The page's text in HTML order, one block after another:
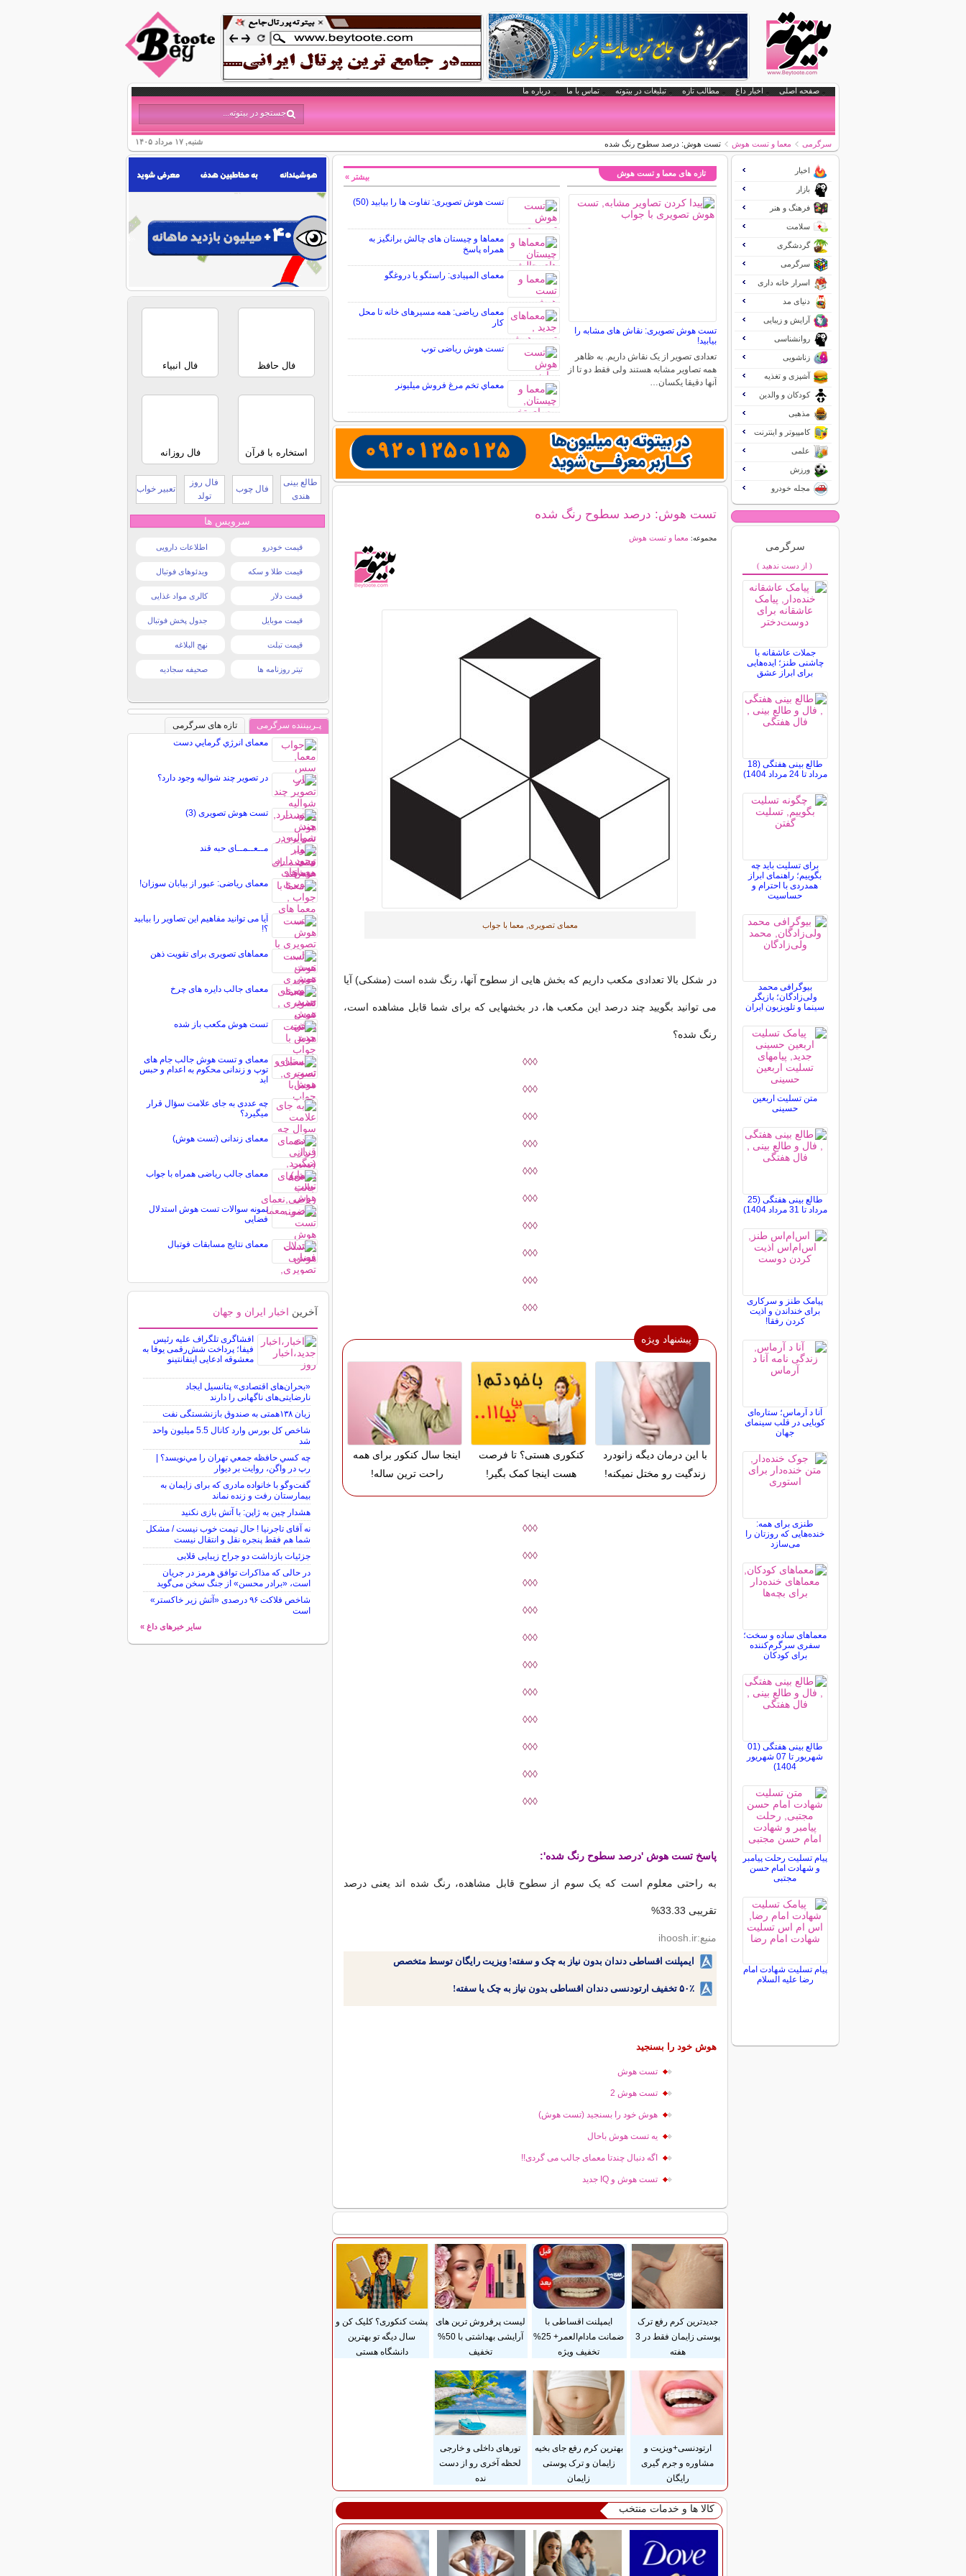
صفحه اصلی اخبار داغ مطالب تازه تبلیغات در بیتوته تماس با ما درباره ما
شنبه, ۱۷ مرداد ۱۴۰۵ سرگرمی معما و تست هوش تست هوش: درصد سطوح رنگ شده
تازه های معما و تست هوش
تست هوش تصویری: نقاش های مشابه را
بیابید!
تعدادی تصویر از یک نقاش داریم. به ظاهر
همه تصاویر مشابه هستند ولی فقط دو تا از
آنها دقیقا یکسان…
تست هوش تصویری: تفاوت ها را بیابید (50)
معماها و چیستان های چالش برانگیز به
همراه پاسخ
معمای المپیادی: راستگو یا دروغگو
معمای ریاضی: همه مسیرهای خانه تا محل
کار
تست هوش ریاضی توپ
معماي تخم مرغ فروش ميليونر
بیشتر »
تست هوش: درصد سطوح رنگ شده
مجموعه: معما و تست هوش
معمای تصویری, معما با جواب
در شکل بالا تعدادی مکعب داریم که بخش هایی از سطوح آنها، رنگ شده است (مشکی) آیا
می توانید بگویید چند درصد این مکعب ها، در بخشهایی که برای شما قابل مشاهده است،
رنگ شده؟
◊◊◊
◊◊◊
◊◊◊
◊◊◊
◊◊◊
◊◊◊
◊◊◊
◊◊◊
◊◊◊
◊◊◊
پیشنهاد ویژه
با این درمان دیگه زانودرد
زندگیت رو مختل نمیکنه!
کنکوری هستی؟ تا فرصت
هست اینجا کمک بگیر!
اینجا سال کنکور برای همه
راحت ترین ساله!
◊◊◊
◊◊◊
◊◊◊
◊◊◊
◊◊◊
◊◊◊
◊◊◊
◊◊◊
◊◊◊
◊◊◊
◊◊◊
پاسخ تست هوش 'درصد سطوح رنگ شده':
به راحتی معلوم است که یک سوم از سطوح قابل مشاهده، رنگ شده اند یعنی درصد
تقریبی 33.33%
منبع:ihoosh.ir
ایمپلنت اقساطی دندان بدون نیاز به چک و سفته! ویزیت رایگان توسط متخصص
۵۰٪ تخفیف ارتودنسی دندان اقساطی بدون نیاز به چک یا سفته!
هوش خود را بسنجید
تست هوش
تست هوش 2
هوش خود را بسنجید (تست هوش)
یه تست هوش باحال
اگه دنبال چندتا معمای جالب می گردی!!
تست هوش و IQ جدید
جدیدترین کرم رفع ترک
پوستی زایمان فقط در 3
هفته
ایمپلنت اقساطی با
ضمانت مادام‌العمر+ 25%
تخفیف ویژه
لیست پرفروش ترین های
آرایشی بهداشتی با 50%
تخفیف
پشت کنکوری؟ کلیک کن و
سال دیگه تو بهترین
دانشگاه هستی
ارتودنسی+ویزیت و
مشاوره و جرم گیری
رایگان
بهترین کرم رفع جای بخیه
زایمان و ترک پوستی
زایمان
تورهای داخلی و خارجی
لحظه آخری رو از دست
نده
کالا ها و خدمات منتخب
اخبار
بازار
فرهنگ و هنر
سلامت
گردشگری
سرگرمی
اسرار خانه داری
دنیای مد
آرایش و زیبایی
روانشناسی
زناشویی
آشپزی و تغذیه
کودکان و والدین
مذهبی
کامپیوتر و اینترنت
علمی
ورزش
مجله خودرو
سرگرمی
( از دست ندهید )
جملات عاشقانه با
چاشنی طنز؛ ایده‌هایی
برای ابراز عشق
طالع بینی هفتگی (18
مرداد تا 24 مرداد 1404)
برای تسلیت باید چه
بگوییم؛ راهنمای ابراز
همدردی با احترام و
حساسیت
بیوگرافی محمد
ولی‌زادگان؛ بازیگر
سینما و تلویزیون ایران
متن تسلیت اربعین
حسینی
طالع بینی هفتگی (25
مرداد تا 31 مرداد 1404)
پیامک طنز و سرکاری
برای خنداندن و اذیت
کردن رفقا!
آنا د آرماس؛ ستاره‌ای
کوبایی در قلب سینمای
جهان
طنزی برای همه:
خنده‌هایی که روزتان را
می‌سازد
معماهای ساده و سخت؛
سفری سرگرم‌کننده
برای کودکان
طالع بینی هفتگی (01
شهریور تا 07 شهریور
1404)
پیام تسلیت رحلت پیامبر
و شهادت امام حسن
مجتبی
پیام تسلیت شهادت امام
رضا علیه السلام
فال حافظ فال انبیاء
استخاره با قرآن فال روزانه
طالع بینی
هندی
فال چوب
فال روز
تولد
تعبیر خواب
سرویس ها
قیمت خودرو اطلاعات دارویی
قیمت طلا و سکه ویدئوهای فوتبال
قیمت دلار کالری مواد غذایی
قیمت موبایل جدول پخش فوتبال
قیمت تبلت نهج البلاغه
تیتر روزنامه ها صحیفه سجادیه
پـربیننده سرگرمی
تازه های سرگرمی
معمای انرژي گرمایي دست
در تصویر چند شوالیه وجود دارد؟
تست هوش تصویری (3)
مــعــمــای حبه قند
معمای ریاضی: عبور از بیابان سوزان!
آیا می توانید مفاهیم این تصاویر را بیابید
؟!
معماهای تصویری برای تقویت ذهن
معمای جالب دایره های چرخ
تست هوش مکعب باز شده
معمای و تست هوش جالب جام های
توپ و زندانی محکوم به اعدام و حبس
ابد
چه عددی به جای علامت سؤال قرار
میگیرد؟
معمای زندانی (تست هوش)
معمای جالب ریاضی همراه با جواب
نمونه سوالات تست هوش استدلال
فضایی
معمای نتایج مسابقات فوتبال
آخرین اخبار ایران و جهان
افشاگری تلگراف علیه رئیس
فیفا؛ پرداخت شش‌رقمی یوفا به
معشوقه ادعایی اینفانتینو
«بحران‌های اقتصادی» پتانسیل ایجاد
نارضایتی‌های ناگهانی را دارند
زیان ۱۳۸همتی به صندوق بازنشستگی نفت
شاخص کل بورس وارد کانال 5.5 میلیون واحد
شد
چه كسي حافظه جمعي تهران را مي‌نويسد؟ |
رپ در واگن، روايت بر ديوار
گفت‌وگو با خانواده مادری که برای زایمان به
بیمارستان رفت و زنده نماند
هشدار چین به ژاپن: با آتش بازی نکنید
نه آقای تاجرنیا ! حال تیمت خوب نیست / مشکل
شما هم فقط پنجره نقل و انتقال نیست
جزئیات بازداشت دو جراح زیبایی قلابی
در حالی که مذاکرات توافق هرمز در جریان
است، «برادر محسن» از جنگ سخن می‌گوید
شاخص فلاکت ۹۶ درصدی «آتش زیر خاکستر»
است
سایر خبرهای داغ »